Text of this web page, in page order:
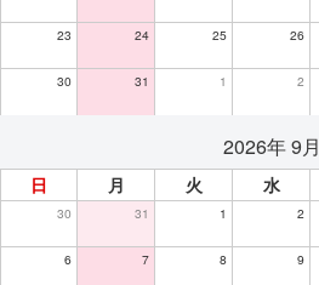
23 24 25 26
30 31 1 2
2026年 9月
日 月 火 水
30 31 1 2
6 7 8 9